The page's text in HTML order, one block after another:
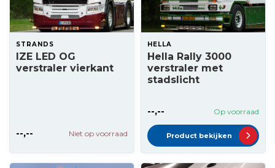
STRANDS
IZE LED OG
verstraler vierkant
--,-- Niet op voorraad
HELLA
Hella Rally 3000
verstraler met
stadslicht
--,-- Op voorraad
Product bekijken